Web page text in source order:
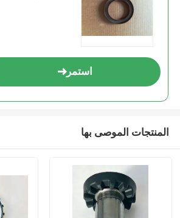
استمر
المنتجات الموصى بها